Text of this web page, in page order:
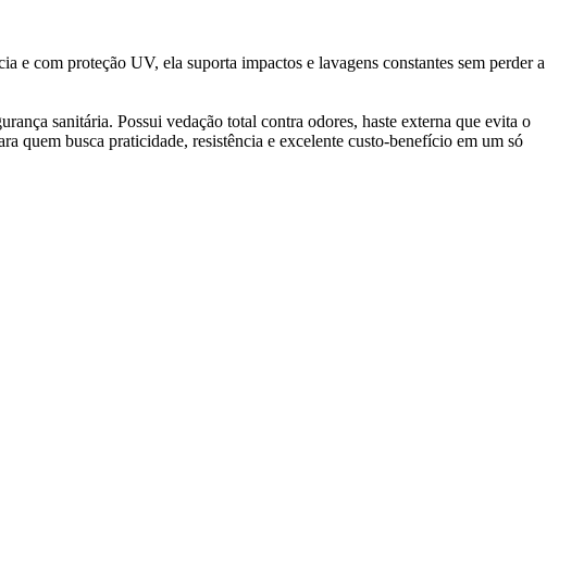
com proteção UV, ela suporta impactos e lavagens constantes sem perder a
sanitária. Possui vedação total contra odores, haste externa que evita o
quem busca praticidade, resistência e excelente custo-benefício em um só